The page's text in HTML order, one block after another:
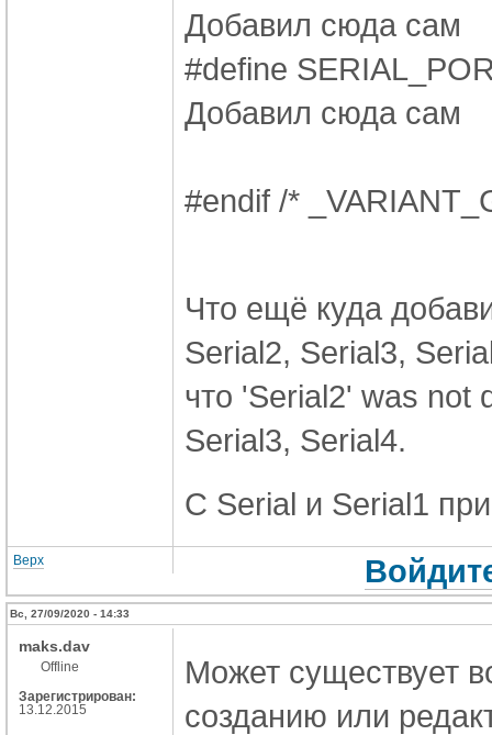
Добавил сюда сам
#define
Добавил сюда сам
#endif /*
Что ещё куда
Serial2, Serial3,
что 'Serial2' was not
Serial3, Serial4.
C Serial и Serial1
Верх
Вс, 27/09/2020 - 14:33
maks.dav
Offline
Зарегистрирован:
13.12.2015
Может существует
созданию или